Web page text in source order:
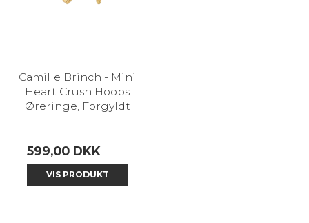
Camille Brinch - Mini
Heart Crush Hoops
Øreringe, Forgyldt
599,00 DKK
VIS PRODUKT